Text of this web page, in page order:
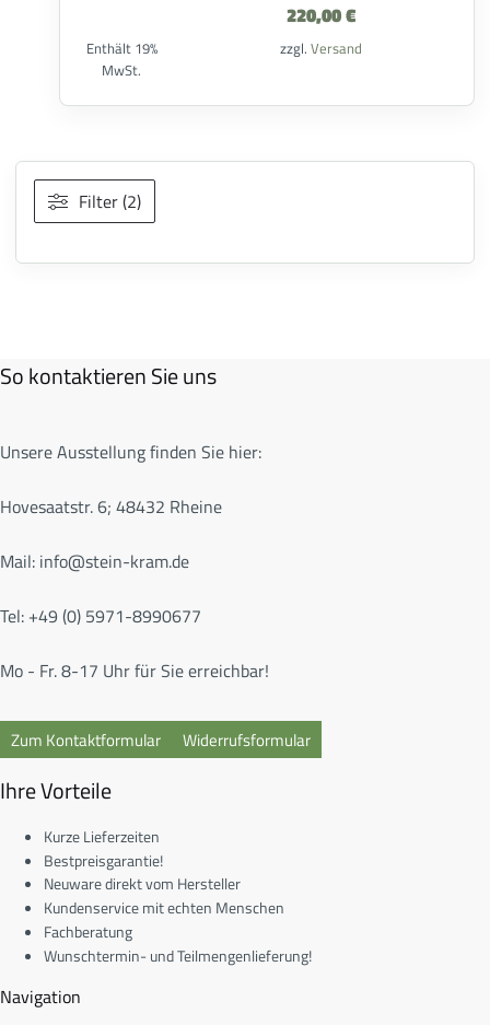
220,00€
Enthält 19%
MwSt.
zzgl. Versand
Filter (2)
So kontaktieren Sie uns
Unsere Ausstellung finden Sie hier:
Hovesaatstr. 6; 48432 Rheine
Mail: info@stein-kram.de
Tel: +49 (0) 5971-8990677
Mo - Fr. 8-17 Uhr für Sie erreichbar!
Zum Kontaktformular Widerrufsformular
Ihre Vorteile
Kurze Lieferzeiten
Bestpreisgarantie!
Neuware direkt vom Hersteller
Kundenservice mit echten Menschen
Fachberatung
Wunschtermin- und Teilmengenlieferung!
Navigation